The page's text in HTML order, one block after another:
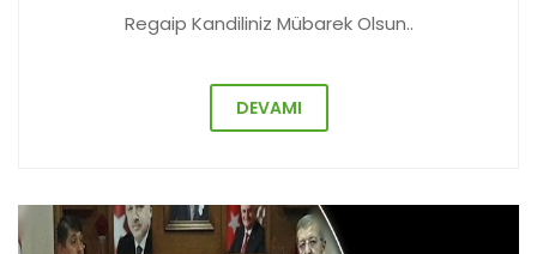
Regaip Kandiliniz Mübarek Olsun..
DEVAMI